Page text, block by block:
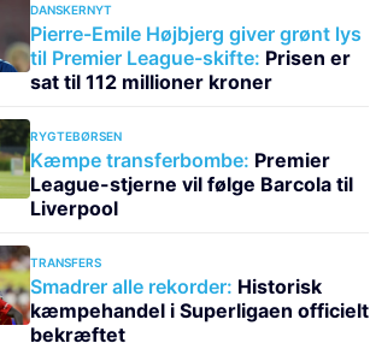
DANSKERNYT
Pierre-Emile Højbjerg giver grønt lys
til Premier League-skifte: Prisen er
sat til 112 millioner kroner
RYGTEBØRSEN
Kæmpe transferbombe: Premier
League-stjerne vil følge Barcola til
Liverpool
TRANSFERS
Smadrer alle rekorder: Historisk
kæmpehandel i Superligaen officielt
bekræftet